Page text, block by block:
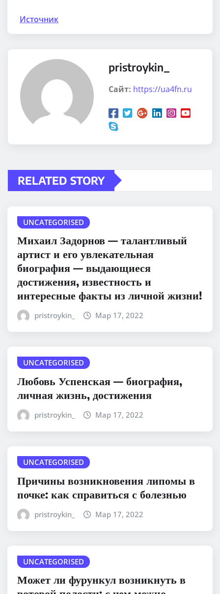
Источник
pristroykin_
Сайт: https://ua4fn.ru
RELATED STORY
UNCATEGORISED
Михаил Задорнов — талантливый
артист и его увлекательная
биография — выдающиеся
достижения, известность и
интересные факты из личной жизни!
pristroykin_ Мар 17, 2022
UNCATEGORISED
Любовь Успенская — биография,
личная жизнь, достижения
pristroykin_ Мар 17, 2022
UNCATEGORISED
Причины возникновения липомы в
почке: как справиться с болезнью
pristroykin_ Мар 17, 2022
UNCATEGORISED
Может ли фурункул возникнуть в